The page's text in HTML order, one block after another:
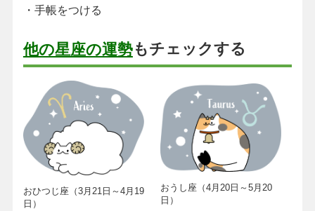
・手帳をつける
他の星座の運勢もチェックする
おひつじ座（3月21日～4月19
日）
おうし座（4月20日～5月20
日）